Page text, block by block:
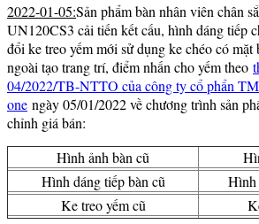
2022-01-05:Sản phẩm bàn nhân viên chân
UN120CS3 cải tiến kết cấu, hình dáng tiếp
đổi ke treo yếm mới sử dụng ke chéo có mặt
ngoài tạo trang trí, điểm nhấn cho yếm theo
04/2022/TB-NTTO của công ty cổ phẩn
one ngày 05/01/2022 về chương trình sản
chỉnh giá bán:
Hình ảnh bàn cũ
Hình dáng tiếp bàn cũ
Hình
Ke treo yếm cũ